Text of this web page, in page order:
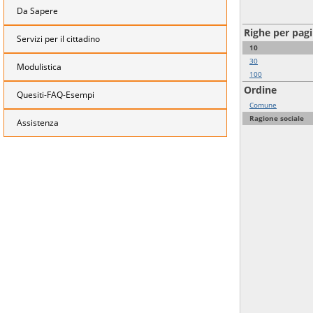
Da Sapere
Servizi per il cittadino
Modulistica
Quesiti-FAQ-Esempi
Assistenza
Righe per
10
30
100
Ordine
Comune
Ragione sociale